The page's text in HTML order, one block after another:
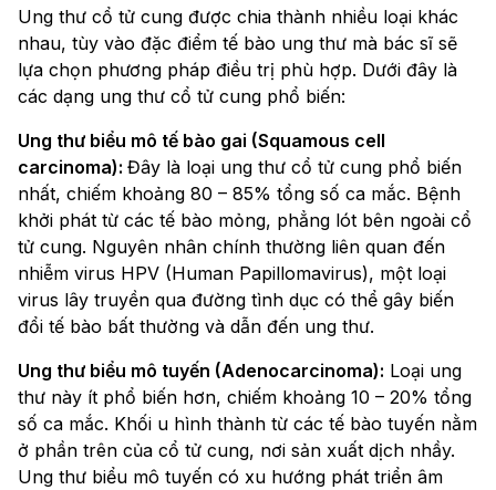
Ung thư cổ tử cung được chia thành nhiều loại khác
nhau, tùy vào đặc điểm tế bào ung thư mà bác sĩ sẽ
lựa chọn phương pháp điều trị phù hợp. Dưới đây là
các dạng ung thư cổ tử cung phổ biến:
Ung thư biểu mô tế bào gai (Squamous cell
carcinoma): Đây là loại ung thư cổ tử cung phổ biến
nhất, chiếm khoảng 80 – 85% tổng số ca mắc. Bệnh
khởi phát từ các tế bào mỏng, phẳng lót bên ngoài cổ
tử cung. Nguyên nhân chính thường liên quan đến
nhiễm virus HPV (Human Papillomavirus), một loại
virus lây truyền qua đường tình dục có thể gây biến
đổi tế bào bất thường và dẫn đến ung thư.
Ung thư biểu mô tuyến (Adenocarcinoma): Loại ung
thư này ít phổ biến hơn, chiếm khoảng 10 – 20% tổng
số ca mắc. Khối u hình thành từ các tế bào tuyến nằm
ở phần trên của cổ tử cung, nơi sản xuất dịch nhầy.
Ung thư biểu mô tuyến có xu hướng phát triển âm